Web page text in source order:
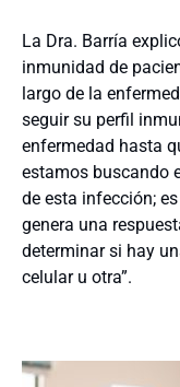
La Dra. Barría
inmunidad de
largo de la
seguir su perfil
enfermedad hasta
estamos buscando
de esta infección;
genera una
determinar si hay
celular u otra”.